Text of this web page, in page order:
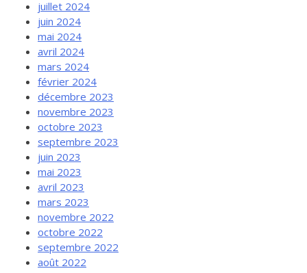
juillet 2024
juin 2024
mai 2024
avril 2024
mars 2024
février 2024
décembre 2023
novembre 2023
octobre 2023
septembre 2023
juin 2023
mai 2023
avril 2023
mars 2023
novembre 2022
octobre 2022
septembre 2022
août 2022